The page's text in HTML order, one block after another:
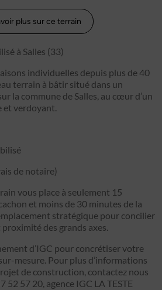
plus sur ce terrain
à Salles (33)
individuelles depuis plus de 40
terrain à bâtir situé dans un
la commune de Salles, au cœur d’un
et verdoyant.
de notaire)
vous place à seulement 15
et moins de 30 minutes de la
stratégique pour concilier
des grands axes.
d’IGC pour concrétiser votre
mesure. Pour plus d’informations
de construction, contactez nous
52 57 20, agence IGC LA TESTE